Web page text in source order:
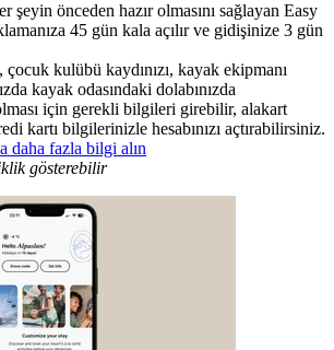
şeyin önceden hazır olmasını sağlayan Easy
45 gün kala açılır ve gidişinize 3 gün
kulübü kaydınızı, kayak ekipmanı
kayak odasındaki dolabınızda
için gerekli bilgileri girebilir, alakart
kartı bilgilerinizle hesabınızı açtırabilirsiniz.
daha fazla bilgi alın
gösterebilir